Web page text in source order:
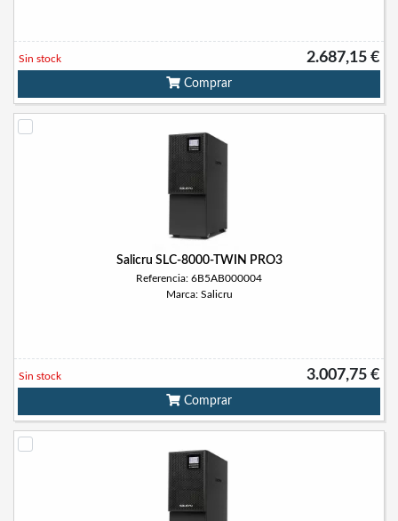
2.687,15 €
Sin stock
Comprar
Salicru SLC-8000-TWIN PRO3
Referencia: 6B5AB000004
Marca: Salicru
3.007,75 €
Sin stock
Comprar